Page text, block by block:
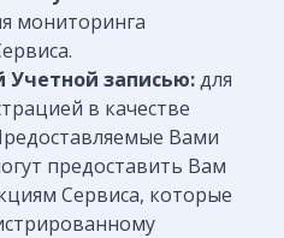
мониторинга
записью:для
в качестве
Вами
предоставить Вам
Сервиса, которые